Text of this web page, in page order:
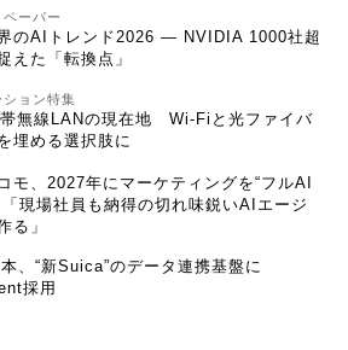
ーパー
のAIトレンド2026 ― NVIDIA 1000社超
えた「転換点」
ション特集
無線LANの現在地 Wi-Fiと光ファイバ
埋める選択肢に
モ、2027年にマーケティングを“フルAI
現場社員も納得の切れ味鋭いAIエージ
る」
、“新Suica”のデータ連携基盤に
採用